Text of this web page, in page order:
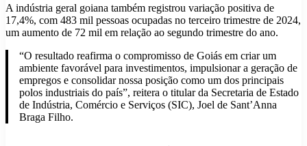
A indústria geral goiana também registrou variação positiva de
17,4%, com 483 mil pessoas ocupadas no terceiro trimestre de 2024,
um aumento de 72 mil em relação ao segundo trimestre do ano.
“O resultado reafirma o compromisso de Goiás em criar um
ambiente favorável para investimentos, impulsionar a geração de
empregos e consolidar nossa posição como um dos principais
polos industriais do país”, reitera o titular da Secretaria de Estado
de Indústria, Comércio e Serviços (SIC), Joel de Sant’Anna
Braga Filho.